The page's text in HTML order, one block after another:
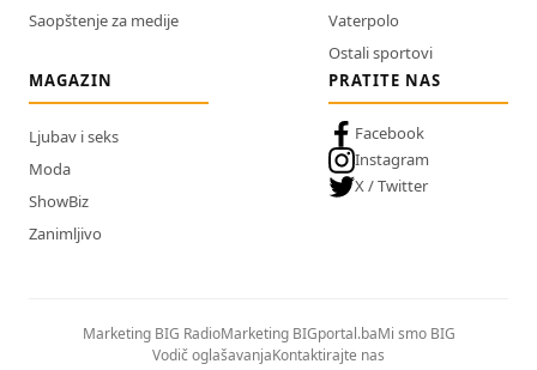
Saopštenje za medije
Vaterpolo
Ostali sportovi
MAGAZIN
Ljubav i seks
Moda
ShowBiz
Zanimljivo
PRATITE NAS
Facebook
Instagram
X / Twitter
Marketing BIG RadioMarketing BIGportal.baMi smo BIG
Vodič oglašavanjaKontaktirajte nas